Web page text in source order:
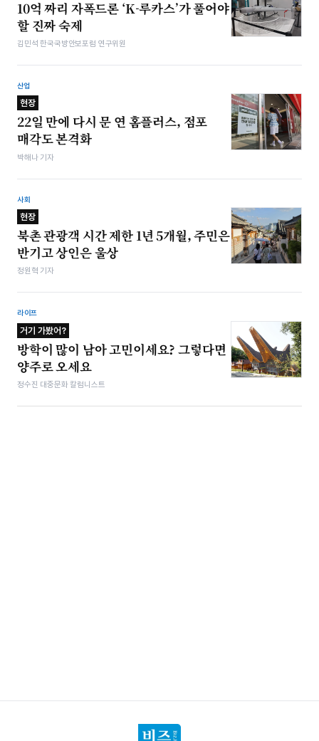
10억 짜리 자폭드론 ‘K-루카스’가 풀어야
할 진짜 숙제
김민석 한국국방안보포럼 연구위원
산업
현장
22일 만에 다시 문 연 홈플러스, 점포
매각도 본격화
박해나 기자
사회
현장
북촌 관광객 시간 제한 1년 5개월, 주민은
반기고 상인은 울상
정원혁 기자
라이프
거기 가봤어?
방학이 많이 남아 고민이세요? 그렇다면
양주로 오세요
정수진 대중문화 칼럼니스트